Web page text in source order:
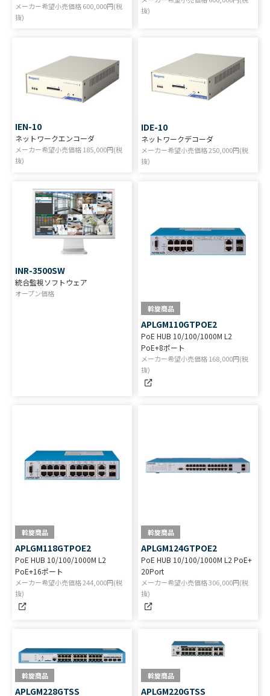
メーカー希望小売価格600,000円(税
抜)
抜)
IEN-10
ネットワークエンコーダ
メーカー希望小売価格185,000円(税
抜)
IDE-10
ネットワークデコーダ
メーカー希望小売価格250,000円(税
抜)
INR-3500SW
統合監視ソフトウェア
オープン価格
斡旋商品
APLGM110GTPOE2
PoE HUB 10/100/1000M L2
PoE+8ポート
メーカー希望小売価格168,000円(税
抜)
斡旋商品
APLGM118GTPOE2
PoE HUB 10/100/1000M L2
PoE+16ポート
メーカー希望小売価格244,000円(税
抜)
斡旋商品
APLGM124GTPOE2
PoE HUB 10/100/1000M L2 PoE+
20Port
メーカー希望小売価格306,000円(税
抜)
斡旋商品
APLGM228GTSS
斡旋商品
APLGM220GTSS